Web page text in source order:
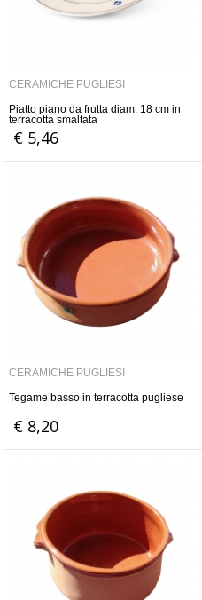
CERAMICHE PUGLIESI
Piatto piano da frutta diam. 18 cm in
terracotta smaltata
€ 5,46
CERAMICHE PUGLIESI
Tegame basso in terracotta pugliese
€ 8,20